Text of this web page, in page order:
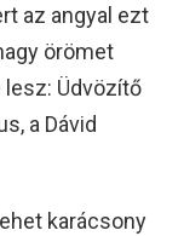
az angyal ezt
örömet
lesz: Üdvözítő
a Dávid
karácsony